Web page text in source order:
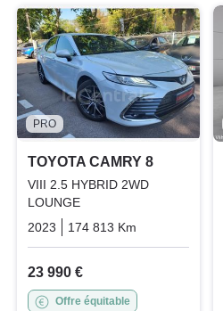
PRO
TOYOTA CAMRY 8
VIII 2.5 HYBRID 2WD
LOUNGE
2023
174 813 Km
23 990 €
Offre équitable